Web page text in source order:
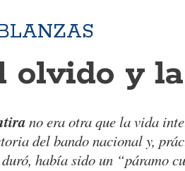
olvido y
no era otra que la vida
del bando nacional y,
duró, había sido un “páramo